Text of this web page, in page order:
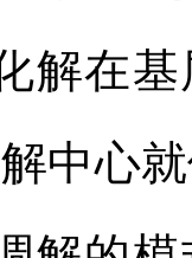
解在
中心